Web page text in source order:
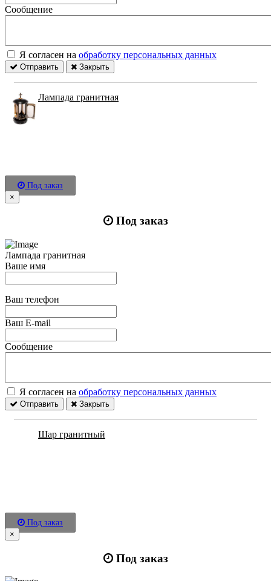
Сообщение
Я согласен на обработку персональных данных
Отправить Закрыть
Лампада гранитная
Под заказ
×
Под заказ
Лампада гранитная
Ваше имя
Ваш телефон
Ваш E-mail
Сообщение
Я согласен на обработку персональных данных
Отправить Закрыть
Шар гранитный
Под заказ
×
Под заказ